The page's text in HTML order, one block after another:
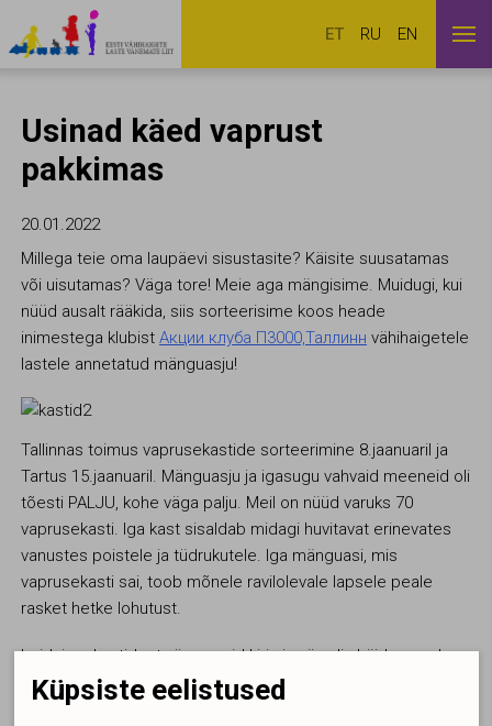
ET RU EN
Usinad käed vaprust
pakkimas
20.01.2022
Millega teie oma laupäevi sisustasite? Käisite suusatamas
või uisutamas? Väga tore! Meie aga mängisime. Muidugi, kui
nüüd ausalt rääkida, siis sorteerisime koos heade
inimestega klubist Акции клуба П3000,Таллинн vähihaigetele
lastele annetatud mänguasju!
Tallinnas toimus vaprusekastide sorteerimine 8.jaanuaril ja
Tartus 15.jaanuaril. Mänguasju ja igasugu vahvaid meeneid oli
tõesti PALJU, kohe väga palju. Meil on nüüd varuks 70
vaprusekasti. Iga kast sisaldab midagi huvitavat erinevates
vanustes poistele ja tüdrukutele. Iga mänguasi, mis
vaprusekasti sai, toob mõnele ravilolevale lapsele peale
rasket hetke lohutust.
Leidsime kastidest nii armsaid kirju ja nii palju häid soove!
Aitäh kõigile annetajatele! Tänu teile jõuab see hea energia ja
lisa jõudu, rõõmu lasteni.
Küpsiste eelistused